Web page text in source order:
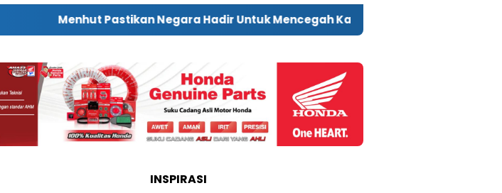
Menhut Pastikan Negara Hadir Untuk Mencegah Karhutla
INSPIRASI